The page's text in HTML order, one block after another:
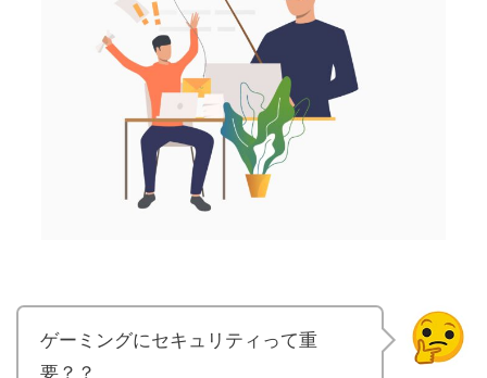
ゲーミングにセキュリティって重
要？？